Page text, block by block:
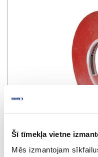
Šī tīmekļa vietne
Mēs izmantojam